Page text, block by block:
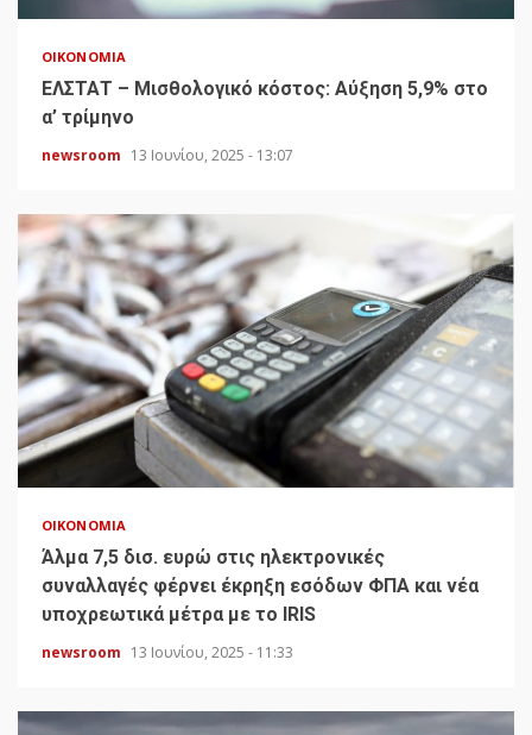
ΟΙΚΟΝΟΜΊΑ
ΕΛΣΤΑΤ – Μισθολογικό κόστος: Αύξηση 5,9% στο
α’ τρίμηνο
newsroom 13 Ιουνίου, 2025 - 13:07
ΟΙΚΟΝΟΜΊΑ
Άλμα 7,5 δισ. ευρώ στις ηλεκτρονικές
συναλλαγές φέρνει έκρηξη εσόδων ΦΠΑ και νέα
υποχρεωτικά μέτρα με το IRIS
newsroom 13 Ιουνίου, 2025 - 11:33